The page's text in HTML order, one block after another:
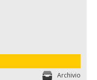
Archivio